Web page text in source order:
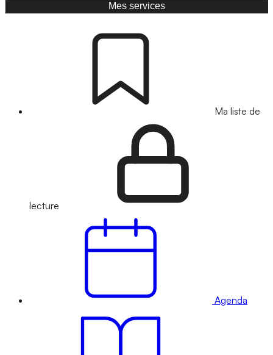
Mes services
Ma liste de
lecture
Agenda